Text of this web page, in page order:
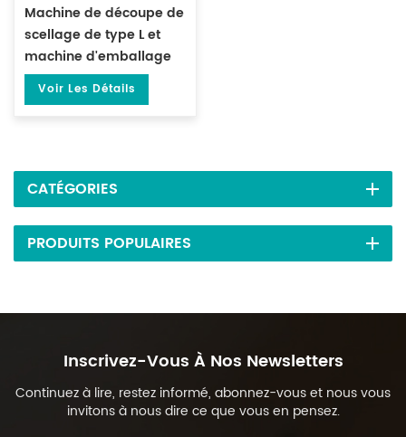
Machine de découpe de
scellage de type L et
machine d'emballage
de tunnel
thermorétractable DL-
Voir Les Détails
CATÉGORIES
PRODUITS POPULAIRES
Inscrivez-Vous À Nos Newsletters
Continuez à lire, restez informé, abonnez-vous et nous vous
invitons à nous dire ce que vous en pensez.